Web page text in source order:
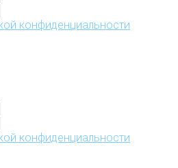
конфиденциальности
конфиденциальности